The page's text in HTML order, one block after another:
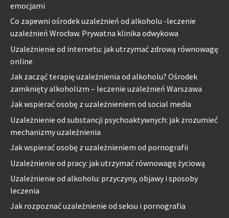
emocjami
Co zapewni ośrodek uzależnień od alkoholu -leczenie
uzależnień Wrocław. Prywatna klinika odwykowa
Uzależnienie od internetu: jak utrzymać zdrową równowagę
online
Jak zacząć terapię uzależnienia od alkoholu? Ośrodek
zamknięty alkoholizm – leczenie uzależnień Warszawa
Jak wspierać osobę z uzależnieniem od social media
Uzależnienie od substancji psychoaktywnych: jak zrozumieć
mechanizmy uzależnienia
Jak wspierać osobę z uzależnieniem od pornografii
Uzależnienie od pracy: jak utrzymać równowagę życiową
Uzależnienie od alkoholu: przyczyny, objawy i sposoby
leczenia
Jak rozpoznać uzależnienie od seksu i pornografia